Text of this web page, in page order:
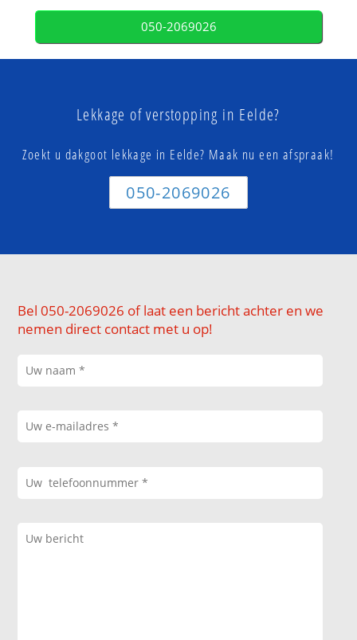
050-2069026
Lekkage of verstopping in Eelde?
Zoekt u dakgoot lekkage in Eelde? Maak nu een afspraak!
050-2069026
Bel 050-2069026 of laat een bericht achter en we
nemen direct contact met u op!